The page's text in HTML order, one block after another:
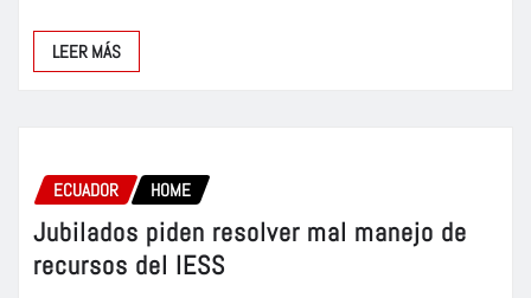
LEER MÁS
ECUADOR HOME
Jubilados piden resolver mal manejo de
recursos del IESS